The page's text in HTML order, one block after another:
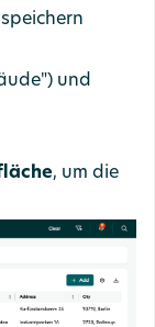
und
, um die